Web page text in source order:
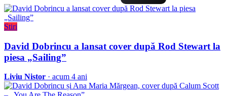
Stiri
David Dobrincu a lansat cover după Rod Stewart la
piesa „Sailing”
Liviu Nistor · acum 4 ani